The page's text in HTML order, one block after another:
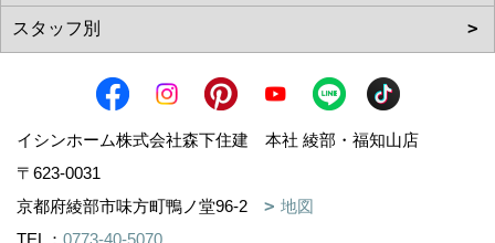
イシンホーム株式会社森下住建 本社 綾部・福知山店
〒623-0031
京都府綾部市味方町鴨ノ堂96-2
地図
TEL： 0773-40-5070